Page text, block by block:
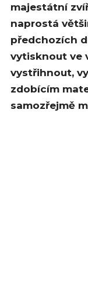
majestátní
naprostá
předchozích
vytisknout ve
vystřihnout,
zdobícím
samozřejmě